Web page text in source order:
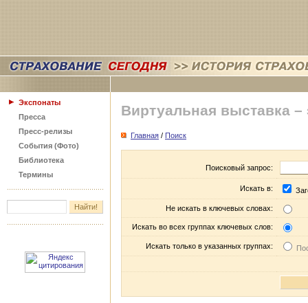
Экспонаты
Пресса
Пресс-релизы
События (Фото)
Библиотека
Термины
Виртуальная выставка –
Главная / Поиск
Поисковый запрос:
Искать в:
Не искать в ключевых словах:
Искать во всех группах ключевых слов:
Искать только в указанных группах: